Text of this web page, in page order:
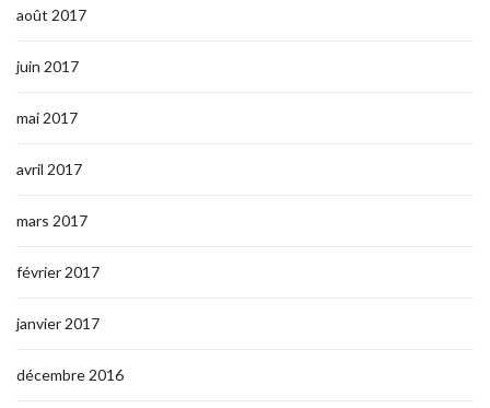
août 2017
juin 2017
mai 2017
avril 2017
mars 2017
février 2017
janvier 2017
décembre 2016